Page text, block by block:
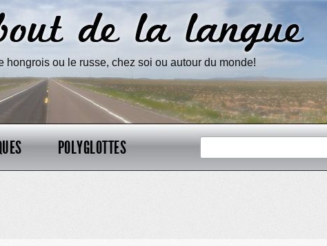
de la langue
ou le russe, chez soi ou autour du monde!
POLYGLOTTES